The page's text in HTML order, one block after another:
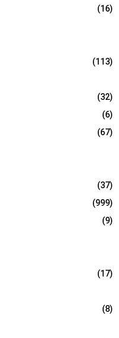
(16)
(113)
(32)
(6)
(67)
(37)
(999)
(9)
(17)
(8)